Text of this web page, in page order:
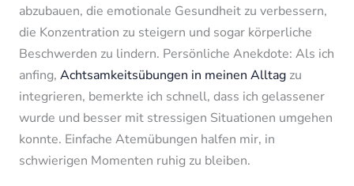
abzubauen, die emotionale Gesundheit zu verbessern,
die Konzentration zu steigern und sogar körperliche
Beschwerden zu lindern. Persönliche Anekdote: Als ich
anfing, Achtsamkeitsübungen in meinen Alltag zu
integrieren, bemerkte ich schnell, dass ich gelassener
wurde und besser mit stressigen Situationen umgehen
konnte. Einfache Atemübungen halfen mir, in
schwierigen Momenten ruhig zu bleiben.